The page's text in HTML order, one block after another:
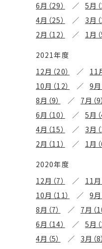
6月（29）
5月（
4月（25）
3月（
2月（12）
1月（
2021年度
12月（20）
11
10月（12）
9月
8月（9）
7月（9）
6月（10）
5月（
4月（15）
3月（
2月（11）
1月（
2020年度
12月（7）
11月
10月（11）
9月
8月（7）
7月（
6月（14）
5月（
4月（5）
3月（8）